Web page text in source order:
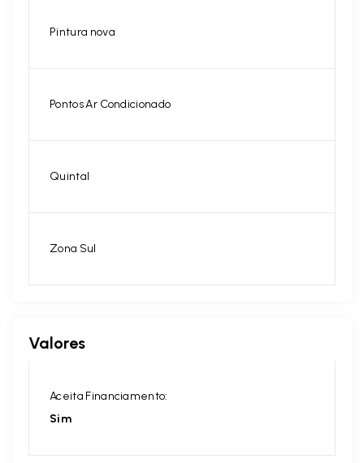
Pintura nova
Pontos Ar Condicionado
Quintal
Zona Sul
Valores
Aceita Financiamento:
Sim